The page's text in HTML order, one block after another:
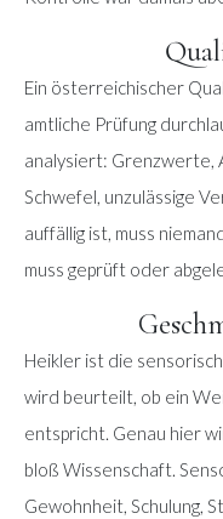
Ein österreichischer
amtliche Prüfung
analysiert: Grenzwerte,
Schwefel, unzulässige
auffällig ist, muss
muss geprüft oder
Heikler ist die
wird beurteilt, ob ein
entspricht. Genau hier
bloß Wissenschaft.
Gewohnheit, Schulung,